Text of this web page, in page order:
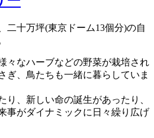
二十万坪(東京ドーム13個分)の自
々なハーブなどの野菜が栽培され
ぎ、鳥たちも一緒に暮らしていま
り、新しい命の誕生があったり、
事がダイナミックに日々繰り広げ